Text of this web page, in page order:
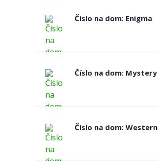
Číslo na dom: Enigma
Číslo na dom: Mystery
Číslo na dom: Western